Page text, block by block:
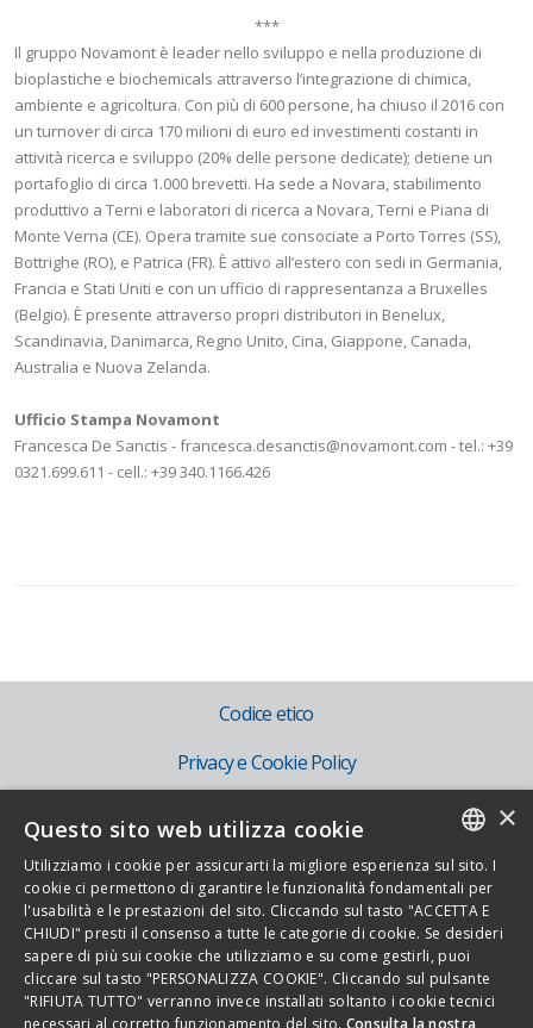
***
Il gruppo Novamont è leader nello sviluppo e nella produzione di
bioplastiche e biochemicals attraverso l’integrazione di chimica,
ambiente e agricoltura. Con più di 600 persone, ha chiuso il 2016 con
un turnover di circa 170 milioni di euro ed investimenti costanti in
attività ricerca e sviluppo (20% delle persone dedicate); detiene un
portafoglio di circa 1.000 brevetti. Ha sede a Novara, stabilimento
produttivo a Terni e laboratori di ricerca a Novara, Terni e Piana di
Monte Verna (CE). Opera tramite sue consociate a Porto Torres (SS),
Bottrighe (RO), e Patrica (FR). È attivo all’estero con sedi in Germania,
Francia e Stati Uniti e con un ufficio di rappresentanza a Bruxelles
(Belgio). È presente attraverso propri distributori in Benelux,
Scandinavia, Danimarca, Regno Unito, Cina, Giappone, Canada,
Australia e Nuova Zelanda.
Ufficio Stampa Novamont
Francesca De Sanctis - francesca.desanctis@novamont.com - tel.: +39
0321.699.611 - cell.: +39 340.1166.426
Codice etico
Privacy e Cookie Policy
IT
EN
Copyright 2026 - Novamont S.p.A. - Via G. Fauser 8, 28100 Novara - Italia -
ITALIAN
ENGLISH
×
Questo sito web utilizza cookie
Utilizziamo i cookie per assicurarti la migliore esperienza sul sito. I
cookie ci permettono di garantire le funzionalità fondamentali per
l'usabilità e le prestazioni del sito. Cliccando sul tasto "ACCETTA E
CHIUDI" presti il consenso a tutte le categorie di cookie. Se desideri
sapere di più sui cookie che utilizziamo e su come gestirli, puoi
cliccare sul tasto "PERSONALIZZA COOKIE". Cliccando sul pulsante
"RIFIUTA TUTTO" verranno invece installati soltanto i cookie tecnici
necessari al corretto funzionamento del sito. Consulta la nostra